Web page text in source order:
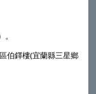
伯鐸樓(宜蘭縣三星鄉